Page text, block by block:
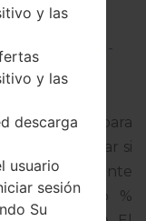
5G
→ SamsungSM-
de firmware para
olvide verificar si
inteligente
indicado %
y las
y las
descarga
usuario
sesión
Su